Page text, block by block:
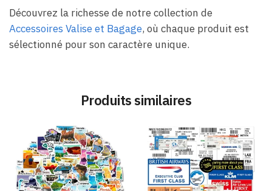
Découvrez la richesse de notre collection de
Accessoires Valise et Bagage, où chaque produit est
sélectionné pour son caractère unique.
Produits similaires